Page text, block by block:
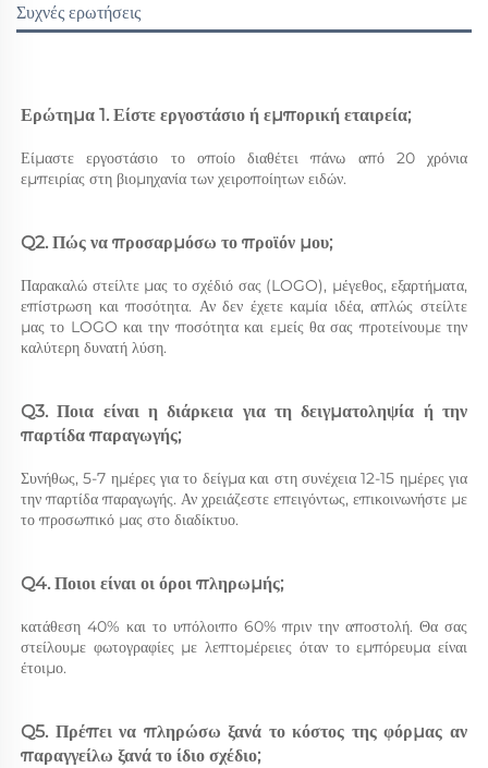
Συχνές ερωτήσεις
Ερώτημα 1. Είστε εργοστάσιο ή εμπορική εταιρεία;
Είμαστε εργοστάσιο το οποίο διαθέτει πάνω από 20 χρόνια
εμπειρίας στη βιομηχανία των χειροποίητων ειδών.
Q2. Πώς να προσαρμόσω το προϊόν μου;
Παρακαλώ στείλτε μας το σχέδιό σας (LOGO), μέγεθος, εξαρτήματα,
επίστρωση και ποσότητα. Αν δεν έχετε καμία ιδέα, απλώς στείλτε
μας το LOGO και την ποσότητα και εμείς θα σας προτείνουμε την
καλύτερη δυνατή λύση.
Q3. Ποια είναι η διάρκεια για τη δειγματοληψία ή την
παρτίδα παραγωγής;
Συνήθως, 5-7 ημέρες για το δείγμα και στη συνέχεια 12-15 ημέρες για
την παρτίδα παραγωγής. Αν χρειάζεστε επειγόντως, επικοινωνήστε με
το προσωπικό μας στο διαδίκτυο.
Q4. Ποιοι είναι οι όροι πληρωμής;
κατάθεση 40% και το υπόλοιπο 60% πριν την αποστολή. Θα σας
στείλουμε φωτογραφίες με λεπτομέρειες όταν το εμπόρευμα είναι
έτοιμο.
Q5. Πρέπει να πληρώσω ξανά το κόστος της φόρμας αν
παραγγείλω ξανά το ίδιο σχέδιο;